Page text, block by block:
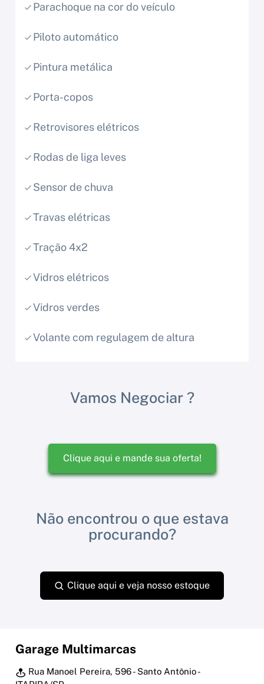
Parachoque na cor do veículo
Piloto automático
Pintura metálica
Porta-copos
Retrovisores elétricos
Rodas de liga leves
Sensor de chuva
Travas elétricas
Tração 4x2
Vidros elétricos
Vidros verdes
Volante com regulagem de altura
Vamos Negociar ?
Clique aqui e mande sua oferta!
Não encontrou o que estava
procurando?
Clique aqui e veja nosso estoque
Garage Multimarcas
Rua Manoel Pereira, 596 - Santo Antônio -